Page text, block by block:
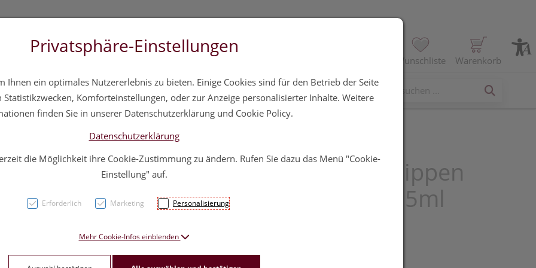
Wunschliste Warenkorb
Hautpflege Familie Nahrungsergänzung Diverses
Propolis Balsam Z.lippen
Und Hautpflege Tg 5ml
6,90 EUR
Privatsphäre-Einstellungen
Ihnen ein optimales Nutzererlebnis zu bieten. Einige Cookies sind für den Betrieb der Seite
Komforteinstellungen, oder zur Anzeige personalisierter Inhalte. Weitere
finden Sie in unserer Datenschutzerklärung und Cookie Policy.
Datenschutzerklärung
die Möglichkeit ihre Cookie-Zustimmung zu ändern. Rufen Sie dazu das Menü "Cookie-
Einstellung" auf.
Erforderlich Marketing Personalisierung
Mehr Cookie-Infos einblenden